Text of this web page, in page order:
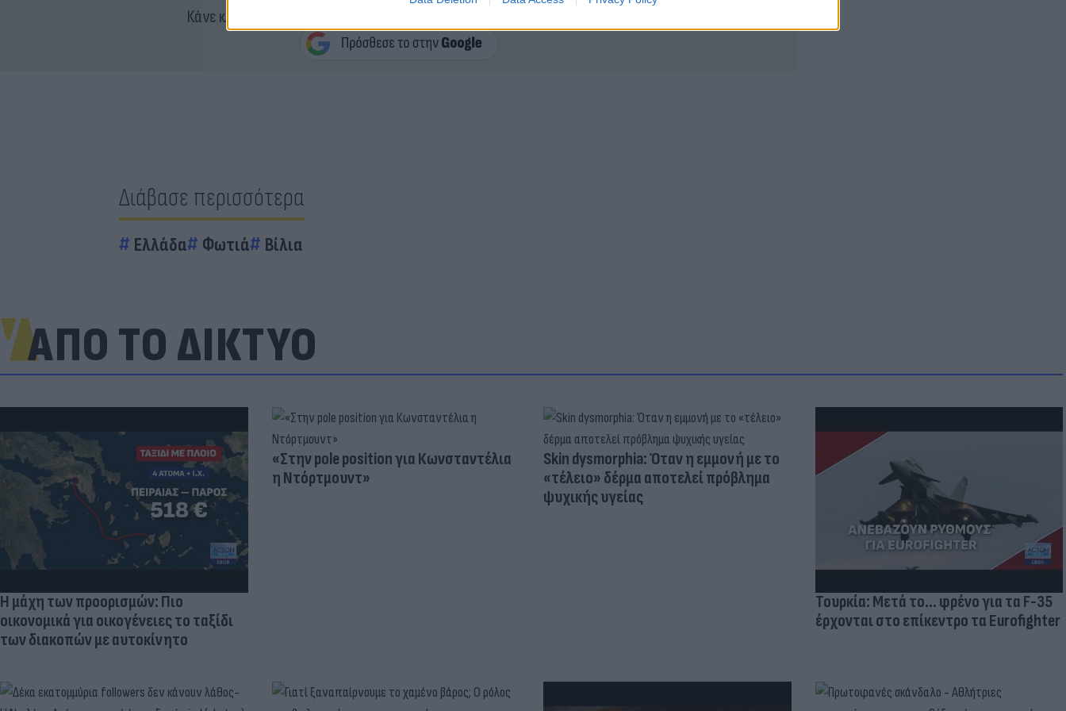
Κάνε κλικ και δες περισσότερο
Διάβασε περισσότερα
Ελλάδα Φωτιά Βίλια
ΑΠΟ ΤΟ ΔΙΚΤΥΟ
Η μάχη των προορισμών: Πιο
οικονομικά για οικογένειες το ταξίδι
των διακοπών με αυτοκίνητο
«Στην pole position για Κωνσταντέλια
η Ντόρτμουντ»
Skin dysmorphia: Όταν η εμμονή με το
«τέλειο» δέρμα αποτελεί πρόβλημα
ψυχικής υγείας
Τουρκία: Μετά το... φρένο για τα F-35
έρχονται στο επίκεντρο τα Eurofighter